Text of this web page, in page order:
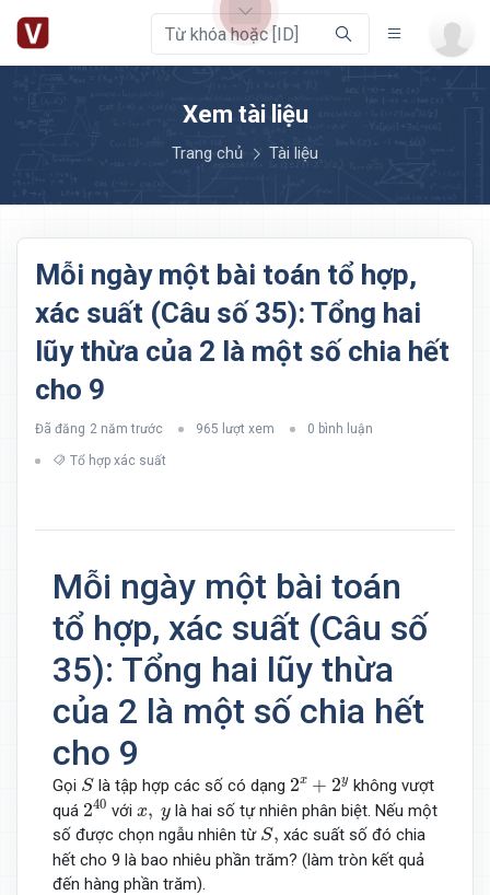
Xem tài liệu
Trang chủ Tài liệu
Mỗi ngày một bài toán tổ hợp,
xác suất (Câu số 35): Tổng hai
lũy thừa của 2 là một số chia hết
cho 9
Đã đăng 2 năm trước 965 lượt xem 0 bình luận
Tổ hợp xác suất
Mỗi ngày một bài toán
tổ hợp, xác suất (Câu số
35): Tổng hai lũy thừa
của 2 là một số chia hết
cho 9
Gọi S
Slà tập hợp các số có dạng 2x + 2y
2x + y
không vượt
quá 240
240
với x, y
x, y là hai số tự nhiên phân biệt. Nếu một
số được chọn ngẫu nhiên từ S,
S, xác suất số đó chia
hết cho 9 là bao nhiêu phần trăm? (làm tròn kết quả
đến hàng phần trăm).